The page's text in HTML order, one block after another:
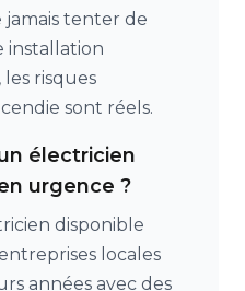
tenter de
installation
risques
sont réels.
électricien
urgence ?
disponible
locales
années avec des